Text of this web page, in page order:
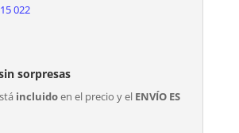
022
sorpresas
incluidoen el precio y el ENVÍO ES